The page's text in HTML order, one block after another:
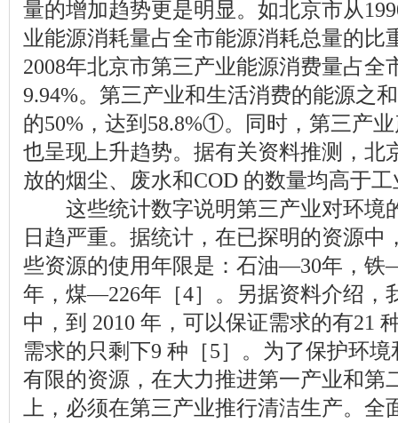
量的增加趋势更是明显。如北京市从
业能源消耗量占全市能源消耗总量的比
2008年北京市第三产业能源消费量占全
9.94%。第三产业和生活消费的能源之
的50%，达到58.8%①。同时，第三产
也呈现上升趋势。据有关资料推测，北
放的烟尘、废水和COD 的数量均高于
这些统计数字说明第三产业对环境
日趋严重。据统计，在已探明的资源中
些资源的使用年限是：石油—30年，
年，煤—226年［4］。另据资料介绍，
中，到 2010 年，可以保证需求的有21
需求的只剩下9 种［5］。为了保护环
有限的资源，在大力推进第一产业和第
上，必须在第三产业推行清洁生产。